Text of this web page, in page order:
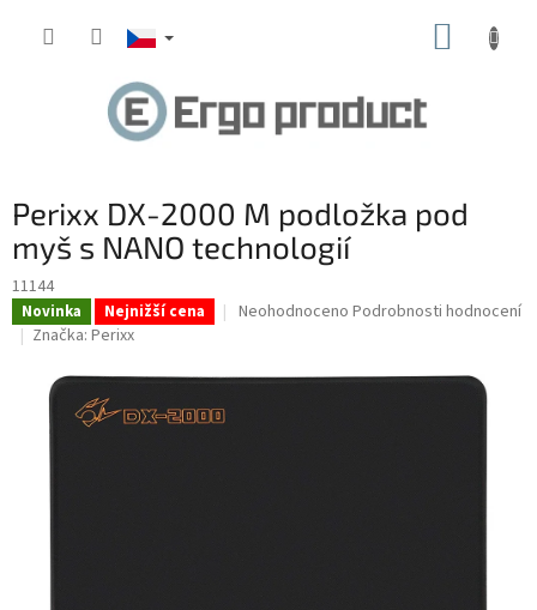
Perixx DX-2000 M podložka pod
myš s NANO technologií
11144
Novinka Nejnižší cena
Průměrné
je
Neohodnoceno Podrobnosti hodnocení
Značka: Perixx